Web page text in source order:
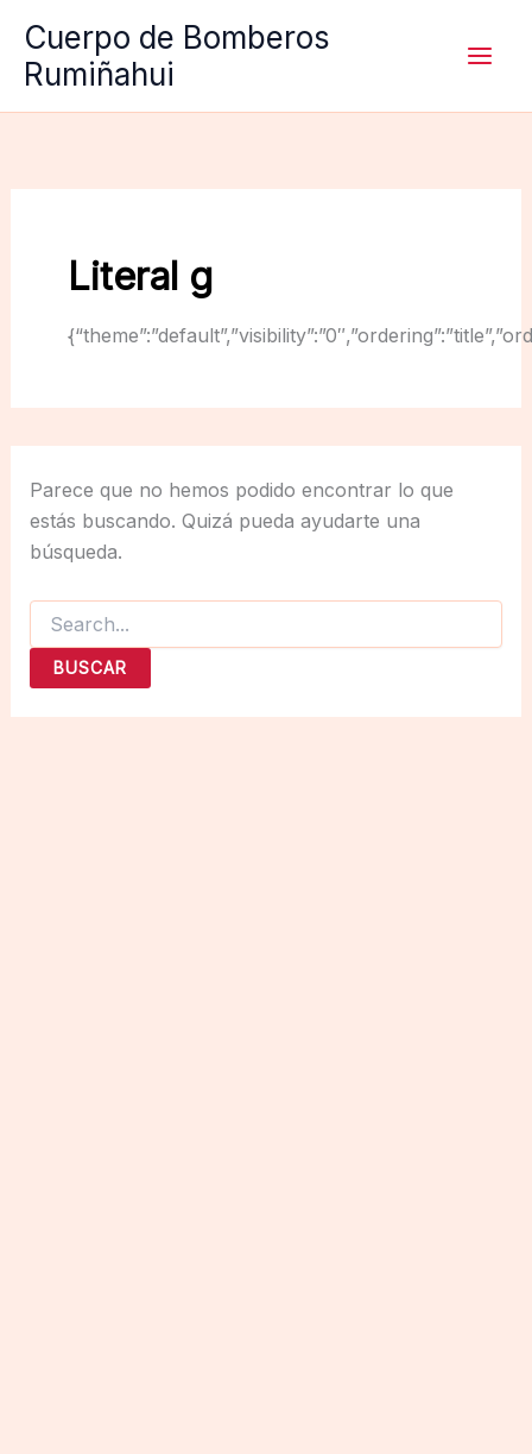
contenido
Cuerpo de Bomberos
Rumiñahui
Literal g
Parece que no hemos podido encontrar lo que
estás buscando. Quizá pueda ayudarte una
búsqueda.
Buscar
por: